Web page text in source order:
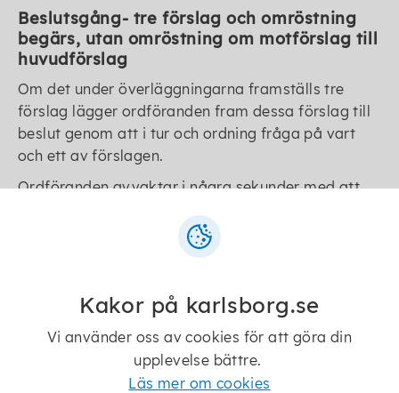
Beslutsgång- tre förslag och omröstning
begärs, utan omröstning om motförslag till
huvudförslag
Om det under överläggningarna framställs tre
förslag lägger ordföranden fram dessa förslag till
beslut genom att i tur och ordning fråga på vart
och ett av förslagen.
Ordföranden avvaktar i några sekunder med att
Då begärs omröstning.
framställts under överläggningarna, blir det
förslag som ordföranden uppfattat bifall till också
det förslag som utgör huvudförslag vid
omröstningen. Ordförandens beslut om vilket
förslag som ska vara huvudförslag kan inte
Kakor på karlsborg.se
Vi använder oss av cookies för att göra din
upplevelse bättre.
Läs mer om cookies